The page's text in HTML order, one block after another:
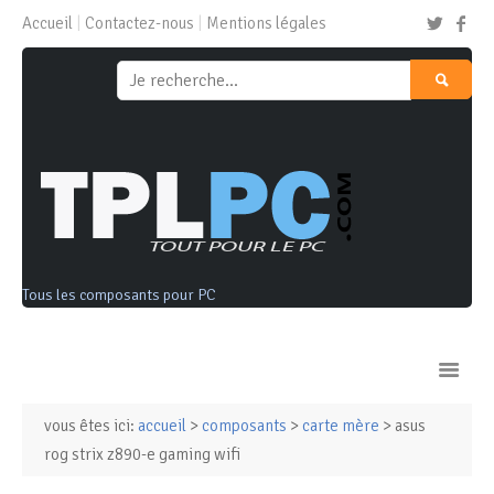
Accueil Contactez-nous Mentions légales
Tous les composants pour PC
Ordinateurs & Tablettes
vous êtes ici: accueil > composants > carte mère > asus
rog strix z890-e gaming wifi